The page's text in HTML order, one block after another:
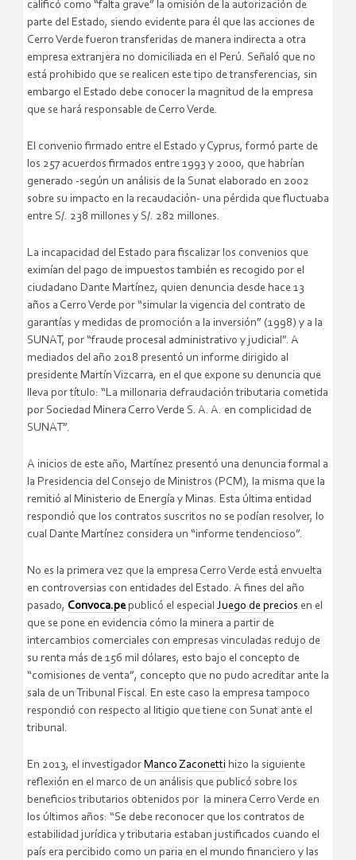
calificó como “falta grave” la omisión de la autorización de
parte del Estado, siendo evidente para él que las acciones de
Cerro Verde fueron transferidas de manera indirecta a otra
empresa extranjera no domiciliada en el Perú. Señaló que no
está prohibido que se realicen este tipo de transferencias, sin
embargo el Estado debe conocer la magnitud de la empresa
que se hará responsable de Cerro Verde.
El convenio firmado entre el Estado y Cyprus, formó parte de
los 257 acuerdos firmados entre 1993 y 2000, que habrían
generado -según un análisis de la Sunat elaborado en 2002
sobre su impacto en la recaudación- una pérdida que fluctuaba
entre S/. 238 millones y S/. 282 millones.
La incapacidad del Estado para fiscalizar los convenios que
eximían del pago de impuestos también es recogido por el
ciudadano Dante Martínez, quien denuncia desde hace 13
años a Cerro Verde por “simular la vigencia del contrato de
garantías y medidas de promoción a la inversión” (1998) y a la
SUNAT, por “fraude procesal administrativo y judicial”. A
mediados del año 2018 presentó un informe dirigido al
presidente Martín Vizcarra, en el que expone su denuncia que
lleva por título: “La millonaria defraudación tributaria cometida
por Sociedad Minera Cerro Verde S. A. A. en complicidad de
SUNAT”.
A inicios de este año, Martínez presentó una denuncia formal a
la Presidencia del Consejo de Ministros (PCM), la misma que la
remitió al Ministerio de Energía y Minas. Esta última entidad
respondió que los contratos suscritos no se podían resolver, lo
cual Dante Martínez considera un “informe tendencioso”.
No es la primera vez que la empresa Cerro Verde está envuelta
en controversias con entidades del Estado. A fines del año
pasado, Convoca.pepublicó el especial Juego de precios en el
que se pone en evidencia cómo la minera a partir de
intercambios comerciales con empresas vinculadas redujo de
su renta más de 156 mil dólares, esto bajo el concepto de
“comisiones de venta”, concepto que no pudo acreditar ante la
sala de un Tribunal Fiscal. En este caso la empresa tampoco
respondió con respecto al litigio que tiene con Sunat ante el
tribunal.
En 2013, el investigador Manco Zaconetti hizo la siguiente
reflexión en el marco de un análisis que publicó sobre los
beneficios tributarios obtenidos por la minera Cerro Verde en
los últimos años: “Se debe reconocer que los contratos de
estabilidad jurídica y tributaria estaban justificados cuando el
país era percibido como un paria en el mundo financiero y las